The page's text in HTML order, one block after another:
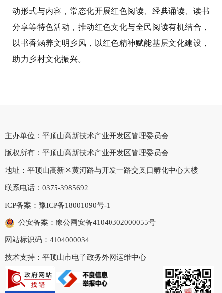
动形式与内容，常态化开展红色阅读、经典诵读、读书
分享等特色活动，推动红色文化与全民阅读有机结合，
以书香涵养文明乡风，以红色精神赋能基层文化建设，
助力乡村文化振兴。
主办单位：平顶山高新技术产业开发区管理委员会
版权所有：平顶山高新技术产业开发区管理委员会
地址：平顶山高新区黄河路与开发一路交叉口孵化中心大楼
联系电话：0375-3985692
ICP备案： 豫ICP备18001090号-1
公安备案：豫公网安备41040302000055号
网站标识码：4104000034
技术支持：平顶山市电子政务外网运维中心